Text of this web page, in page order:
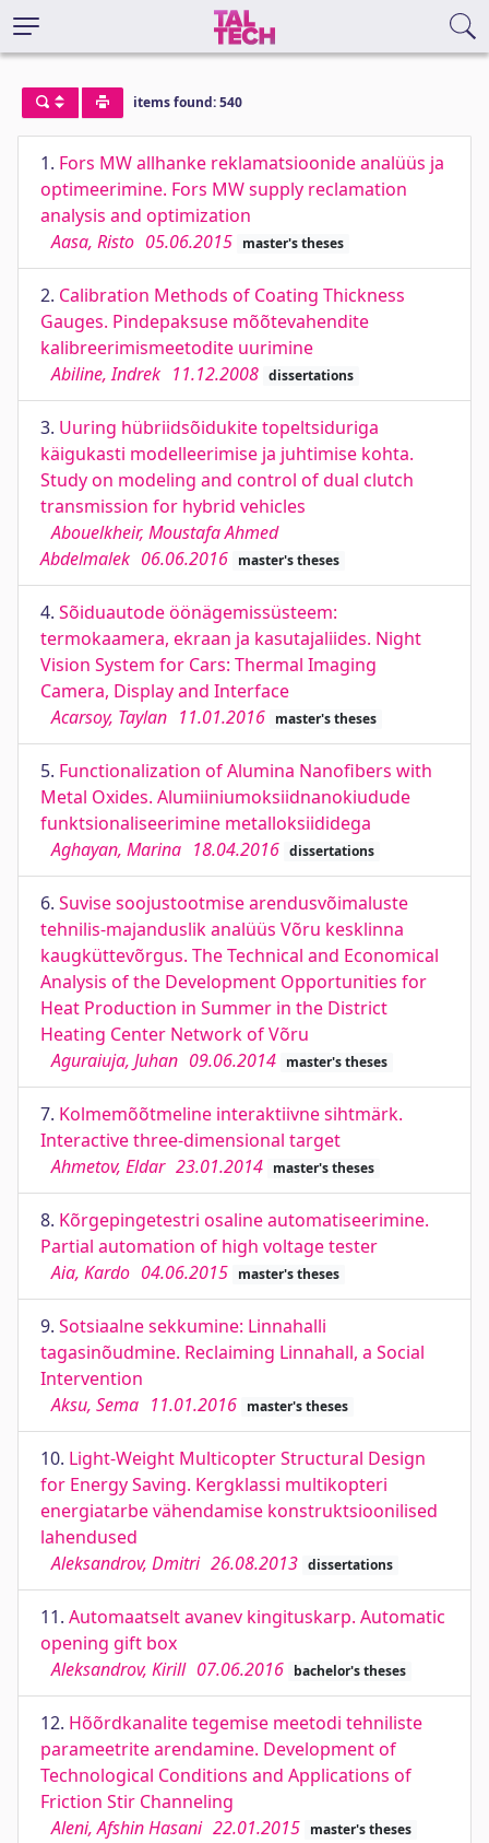
items found: 540
1. Fors MW allhanke reklamatsioonide analüüs ja
optimeerimine. Fors MW supply reclamation
analysis and optimization
Aasa, Risto 05.06.2015 master's theses
2. Calibration Methods of Coating Thickness
Gauges. Pindepaksuse mõõtevahendite
kalibreerimismeetodite uurimine
Abiline, Indrek 11.12.2008 dissertations
3. Uuring hübriidsõidukite topeltsiduriga
käigukasti modelleerimise ja juhtimise kohta.
Study on modeling and control of dual clutch
transmission for hybrid vehicles
Abouelkheir, Moustafa Ahmed
Abdelmalek 06.06.2016 master's theses
4. Sõiduautode öönägemissüsteem:
termokaamera, ekraan ja kasutajaliides. Night
Vision System for Cars: Thermal Imaging
Camera, Display and Interface
Acarsoy, Taylan 11.01.2016 master's theses
5. Functionalization of Alumina Nanofibers with
Metal Oxides. Alumiiniumoksiidnanokiudude
funktsionaliseerimine metalloksiididega
Aghayan, Marina 18.04.2016 dissertations
6. Suvise soojustootmise arendusvõimaluste
tehnilis-majanduslik analüüs Võru kesklinna
kaugküttevõrgus. The Technical and Economical
Analysis of the Development Opportunities for
Heat Production in Summer in the District
Heating Center Network of Võru
Aguraiuja, Juhan 09.06.2014 master's theses
7. Kolmemõõtmeline interaktiivne sihtmärk.
Interactive three-dimensional target
Ahmetov, Eldar 23.01.2014 master's theses
8. Kõrgepingetestri osaline automatiseerimine.
Partial automation of high voltage tester
Aia, Kardo 04.06.2015 master's theses
9. Sotsiaalne sekkumine: Linnahalli
tagasinõudmine. Reclaiming Linnahall, a Social
Intervention
Aksu, Sema 11.01.2016 master's theses
10. Light-Weight Multicopter Structural Design
for Energy Saving. Kergklassi multikopteri
energiatarbe vähendamise konstruktsioonilised
lahendused
Aleksandrov, Dmitri 26.08.2013 dissertations
11. Automaatselt avanev kingituskarp. Automatic
opening gift box
Aleksandrov, Kirill 07.06.2016 bachelor's theses
12. Hõõrdkanalite tegemise meetodi tehniliste
parameetrite arendamine. Development of
Technological Conditions and Applications of
Friction Stir Channeling
Aleni, Afshin Hasani 22.01.2015 master's theses